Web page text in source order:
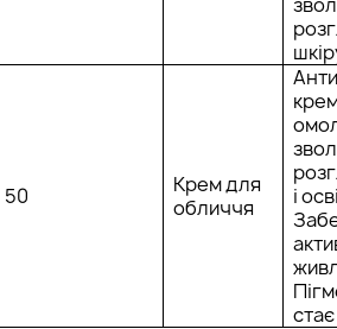
50
Крем для
обличчя
і